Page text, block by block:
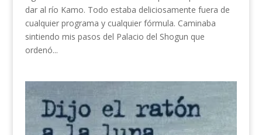
dar al río Kamo. Todo estaba deliciosamente fuera de
cualquier programa y cualquier fórmula. Caminaba
sintiendo mis pasos del Palacio del Shogun que
ordenó...